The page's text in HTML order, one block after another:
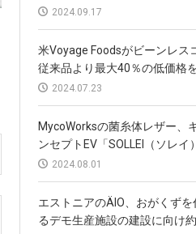
2024.09.17
米Voyage Foodsがビーンレス
従来品より最大40％の低価格
2024.07.23
MycoWorksの菌糸体レザー、
ンセプトEV「SOLLEI（ソレイ
2024.08.01
エストニアのÄIO、おがくずを
るデモ生産施設の建設に向け